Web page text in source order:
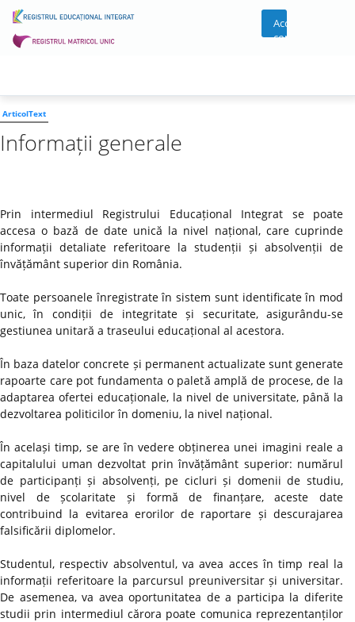
Acces
cont
ArticolText
Informații generale
Prin intermediul Registrului Educațional Integrat se poate
accesa o bază de date unică la nivel național, care cuprinde
informații detaliate referitoare la studenții și absolvenții de
învățământ superior din România.
Toate persoanele înregistrate în sistem sunt identificate în mod
unic, în condiții de integritate și securitate, asigurându-se
gestiunea unitară a traseului educațional al acestora.
În baza datelor concrete și permanent actualizate sunt generate
rapoarte care pot fundamenta o paletă amplă de procese, de la
adaptarea ofertei educaționale, la nivel de universitate, până la
dezvoltarea politicilor în domeniu, la nivel național.
În același timp, se are în vedere obținerea unei imagini reale a
capitalului uman dezvoltat prin învățământ superior: numărul
de participanți și absolvenți, pe cicluri și domenii de studiu,
nivel de școlaritate și formă de finanțare, aceste date
contribuind la evitarea erorilor de raportare și descurajarea
falsificării diplomelor.
Studentul, respectiv absolventul, va avea acces în timp real la
informații referitoare la parcursul preuniversitar și universitar.
De asemenea, va avea oportunitatea de a participa la diferite
studii prin intermediul cărora poate comunica reprezentanților